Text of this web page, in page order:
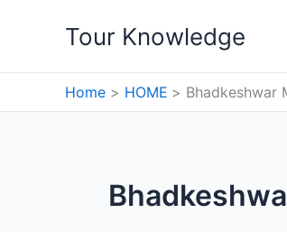
Tour Knowledge
Home HOME Bhadkeshwar